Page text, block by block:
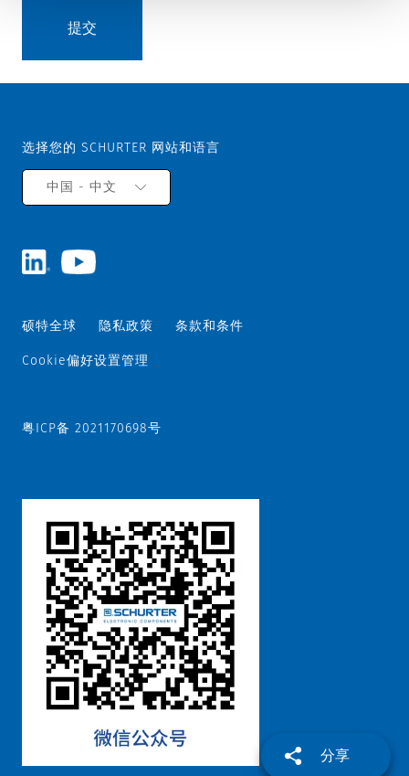
分享
选择您的 SCHURTER 网站和语言
中国 - 中文
硕特全球 隐私政策 条款和条件
Cookie偏好设置管理
粤ICP备 2021170698号